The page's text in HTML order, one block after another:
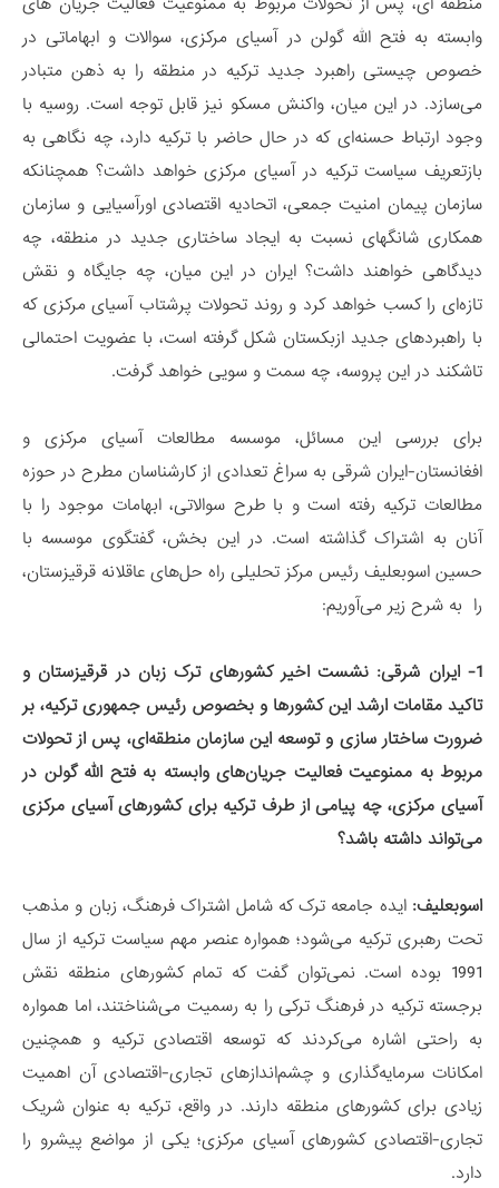
وابسته به فتح الله گولن در آسیای مرکزی، سوالات و ابهاماتی در
خصوص چیستی راهبرد جدید ترکیه در منطقه را به ذهن متبادر
می‌سازد. در این میان، واکنش مسکو نیز قابل توجه است. روسیه با
وجود ارتباط حسنه‌ای که در حال حاضر با ترکیه دارد، چه نگاهی به
بازتعریف سیاست ترکیه در آسیای مرکزی خواهد داشت؟ همچنانکه
سازمان پیمان امنیت جمعی، اتحادیه اقتصادی اورآسیایی و سازمان
همکاری شانگهای نسبت به ایجاد ساختاری جدید در منطقه، چه
دیدگاهی خواهند داشت؟ ایران در این میان، چه جایگاه و نقش
تازه‌ای را کسب خواهد کرد و روند تحولات پرشتاب آسیای مرکزی که
با راهبردهای جدید ازبکستان شکل گرفته است، با عضویت احتمالی
تاشکند در این پروسه، چه سمت و سویی خواهد گرفت.
برای بررسی این مسائل، موسسه مطالعات آسیای مرکزی و
افغانستان-ایران شرقی به سراغ تعدادی از کارشناسان مطرح در حوزه
مطالعات ترکیه رفته است و با طرح سوالاتی، ابهامات موجود را با
آنان به اشتراک گذاشته است. در این بخش، گفتگوی موسسه با
حسین اسوبعلیف رئیس مرکز تحلیلی راه حل‌های عاقلانه قرقیزستان،
را به شرح زیر می‌آوریم:
1- ایران شرقی: نشست اخیر کشورهای ترک زبان در قرقیزستان و
تاکید مقامات ارشد این کشورها و بخصوص رئیس جمهوری ترکیه، بر
ضرورت ساختار سازی و توسعه این سازمان منطقه‌ای، پس از تحولات
مربوط به ممنوعیت فعالیت جریان‌های وابسته به فتح الله گولن در
آسیای مرکزی، چه پیامی از طرف ترکیه برای کشورهای آسیای مرکزی
می‌تواند داشته باشد؟
اسوبعلیف: ایده جامعه ترک که شامل اشتراک فرهنگ، زبان و مذهب
تحت رهبری ترکیه می‌شود؛ همواره عنصر مهم سیاست ترکیه از سال
1991 بوده است. نمی‌توان گفت که تمام کشورهای منطقه نقش
برجسته ترکیه در فرهنگ ترکی را به رسمیت می‌شناختند، اما همواره
به راحتی اشاره می‌کردند که توسعه اقتصادی ترکیه و همچنین
امکانات سرمایه‌گذاری و چشم‌اندازهای تجاری-اقتصادی آن اهمیت
زیادی برای کشورهای منطقه دارند. در واقع، ترکیه به عنوان شریک
تجاری-اقتصادی کشورهای آسیای مرکزی؛ یکی از مواضع پیشرو را
دارد.